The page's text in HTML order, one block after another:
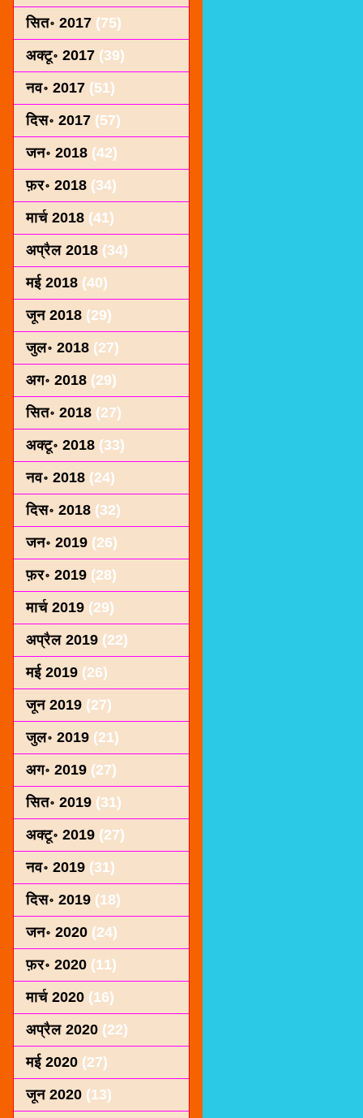
सित॰ 2017 (75)
अक्टू॰ 2017 (39)
नव॰ 2017 (51)
दिस॰ 2017 (57)
जन॰ 2018 (42)
फ़र॰ 2018 (34)
मार्च 2018 (41)
अप्रैल 2018 (34)
मई 2018 (40)
जून 2018 (29)
जुल॰ 2018 (27)
अग॰ 2018 (29)
सित॰ 2018 (27)
अक्टू॰ 2018 (33)
नव॰ 2018 (24)
दिस॰ 2018 (32)
जन॰ 2019 (26)
फ़र॰ 2019 (28)
मार्च 2019 (29)
अप्रैल 2019 (22)
मई 2019 (26)
जून 2019 (27)
जुल॰ 2019 (21)
अग॰ 2019 (27)
सित॰ 2019 (31)
अक्टू॰ 2019 (27)
नव॰ 2019 (31)
दिस॰ 2019 (18)
जन॰ 2020 (24)
फ़र॰ 2020 (11)
मार्च 2020 (16)
अप्रैल 2020 (22)
मई 2020 (27)
जून 2020 (13)